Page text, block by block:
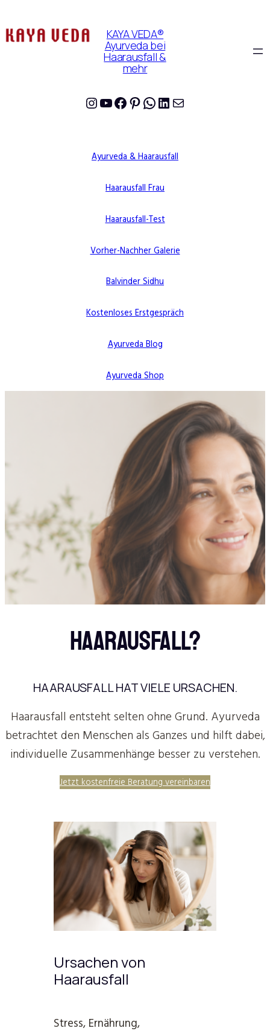
KAYA VEDA®
Ayurveda bei
Haarausfall &
mehr
Instagram
YouTube
Facebook
Pinterest
WhatsApp
LinkedIn
E-Mail
Ayurveda & Haarausfall
Haarausfall Frau
Haarausfall-Test
Vorher-Nachher Galerie
Balvinder Sidhu
Kostenloses Erstgespräch
Ayurveda Blog
Ayurveda Shop
HAARAUSFALL?
HAARAUSFALL HAT VIELE URSACHEN.
Haarausfall entsteht selten ohne Grund. Ayurveda
betrachtet den Menschen als Ganzes und hilft dabei,
individuelle Zusammenhänge besser zu verstehen.
Jetzt kostenfreie Beratung vereinbaren
Ursachen von
Haarausfall
Stress, Ernährung,